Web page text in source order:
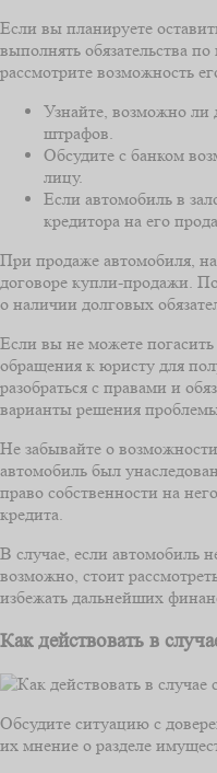
Если вы планируете
выполнять обязательства
рассмотрите возможность
Узнайте, возможно ли
штрафов.
Обсудите с банком
лицу.
Если автомобиль в
кредитора на его
При продаже автомобиля,
договоре купли-продажи.
о наличии долговых
Если вы не можете
обращения к юристу для
разобраться с правами и
варианты решения
Не забывайте о
автомобиль был
право собственности на
кредита.
В случае, если автомобиль
возможно, стоит
избежать дальнейших
Как действовать в
Обсудите ситуацию с
их мнение о разделе